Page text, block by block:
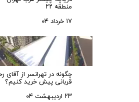
منطقه ۲۲
۱۷ خرداد ۰۴
چگونه در تهرانسر از آقای
قربانی پیش خرید کنیم؟
۲۳ اردیبهشت ۰۴